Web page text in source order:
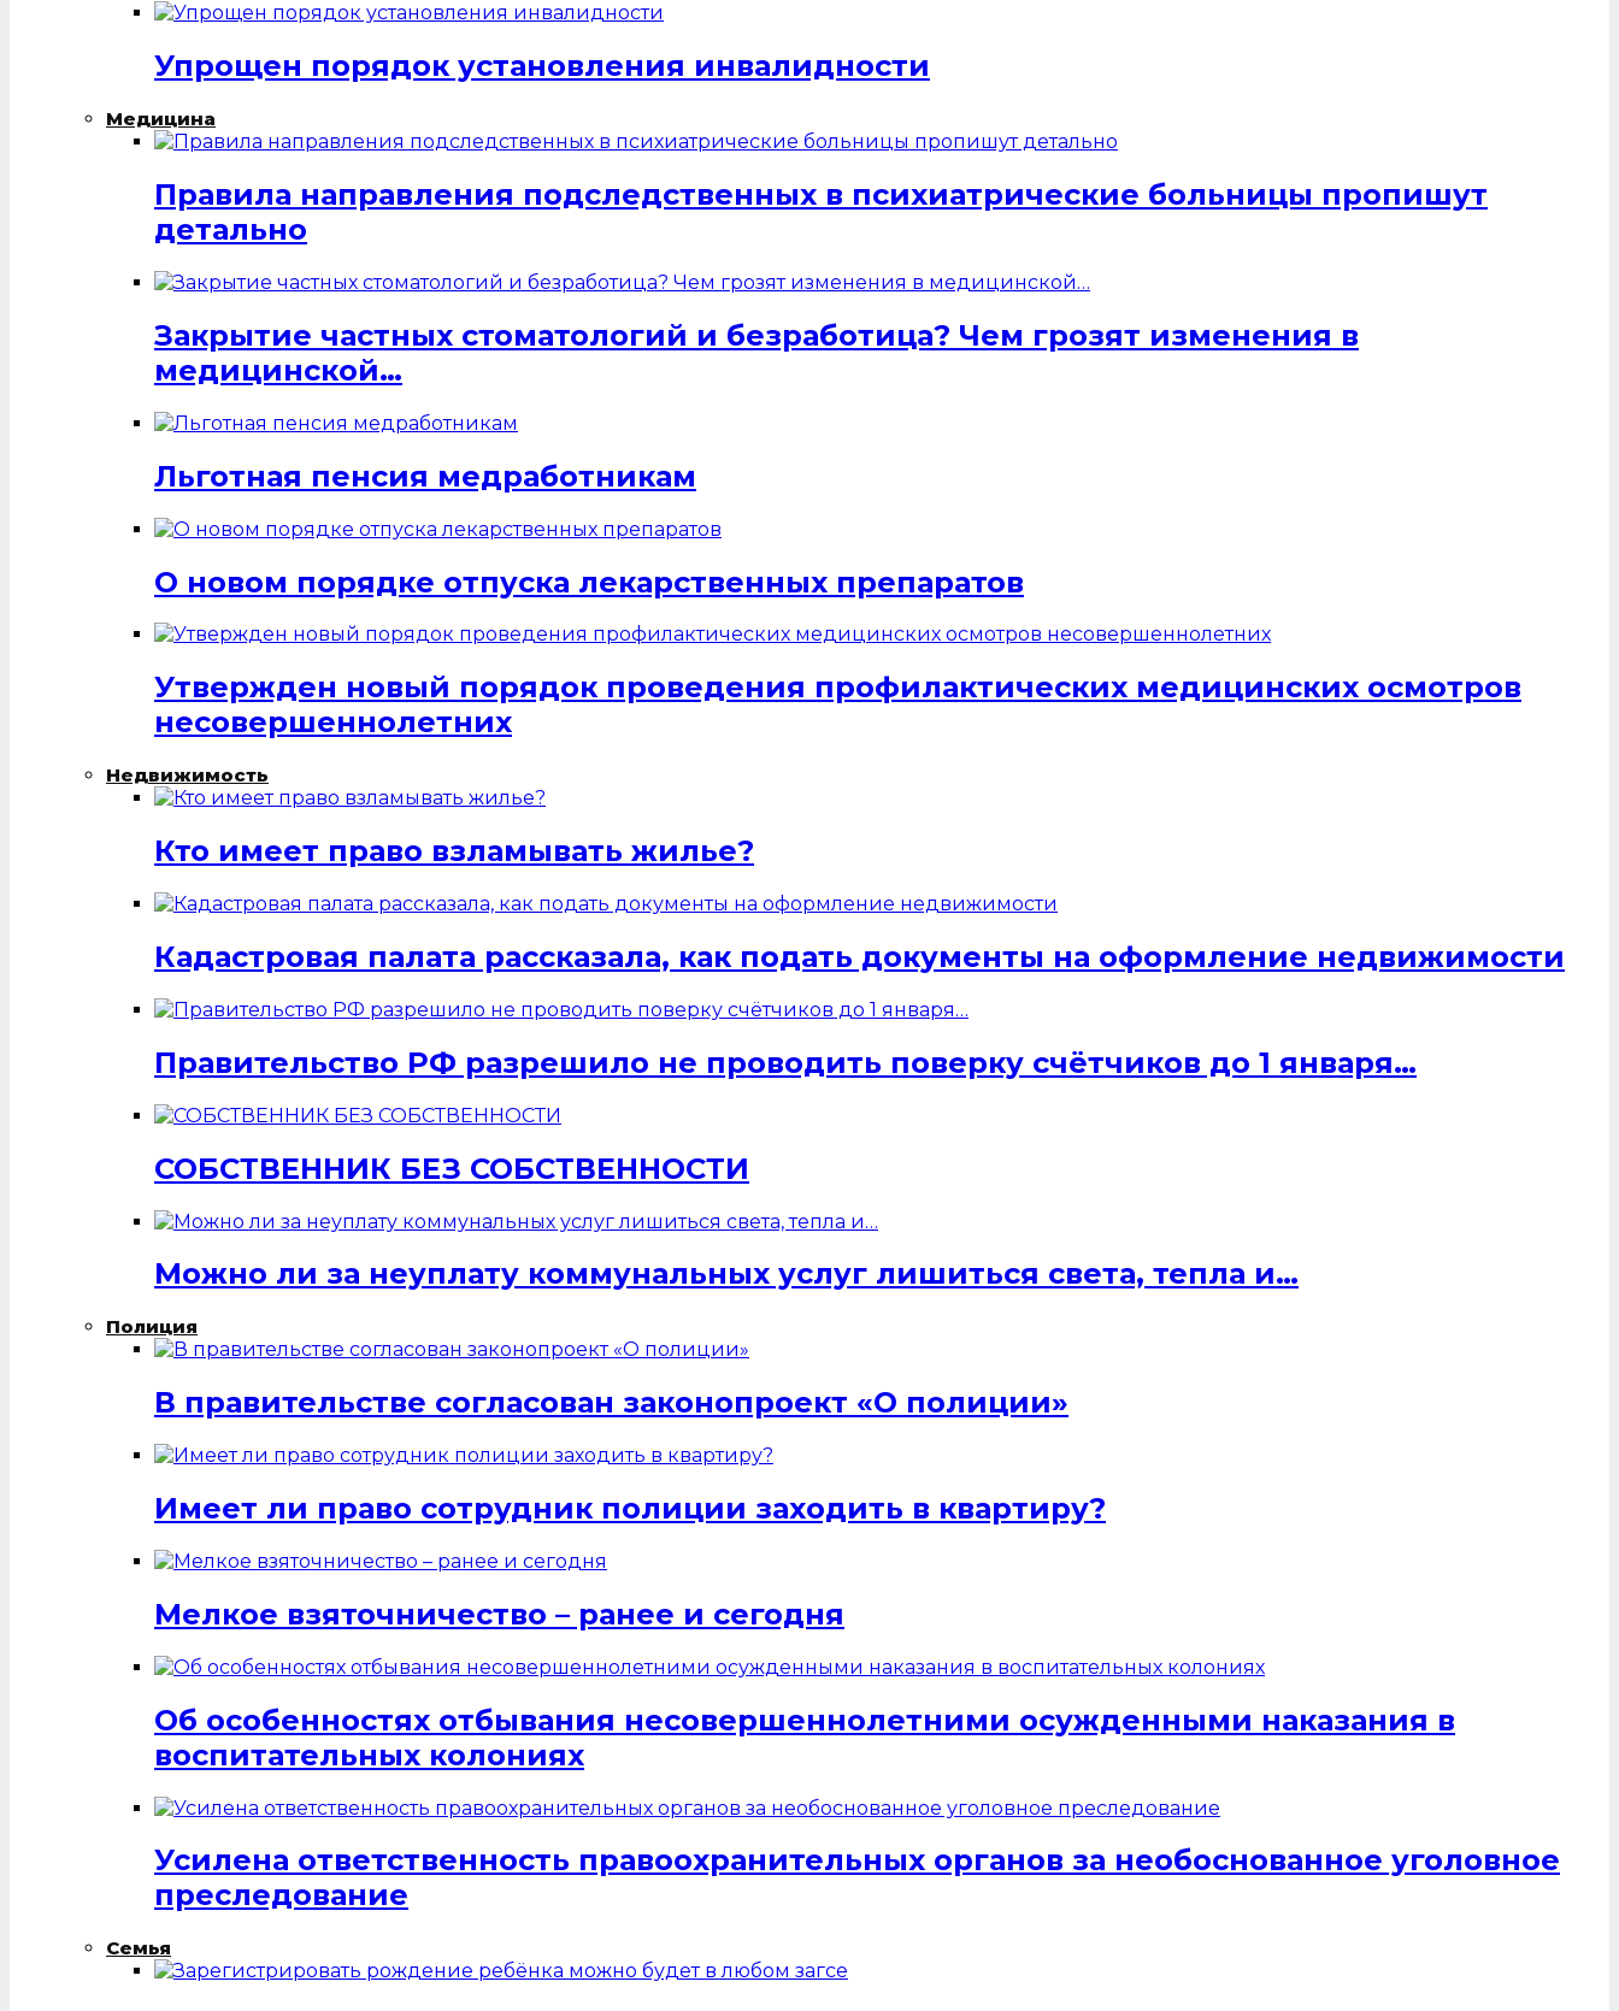
Упрощен порядок установления инвалидности
Медицина
Правила направления подследственных в психиатрические больницы пропишут
детально
Закрытие частных стоматологий и безработица? Чем грозят изменения в
медицинской…
Льготная пенсия медработникам
О новом порядке отпуска лекарственных препаратов
Утвержден новый порядок проведения профилактических медицинских осмотров
несовершеннолетних
Недвижимость
Кто имеет право взламывать жилье?
Кадастровая палата рассказала, как подать документы на оформление недвижимости
Правительство РФ разрешило не проводить поверку счётчиков до 1 января…
СОБСТВЕННИК БЕЗ СОБСТВЕННОСТИ
Можно ли за неуплату коммунальных услуг лишиться света, тепла и…
Полиция
В правительстве согласован законопроект «О полиции»
Имеет ли право сотрудник полиции заходить в квартиру?
Мелкое взяточничество – ранее и сегодня
Об особенностях отбывания несовершеннолетними осужденными наказания в
воспитательных колониях
Усилена ответственность правоохранительных органов за необоснованное уголовное
преследование
Семья